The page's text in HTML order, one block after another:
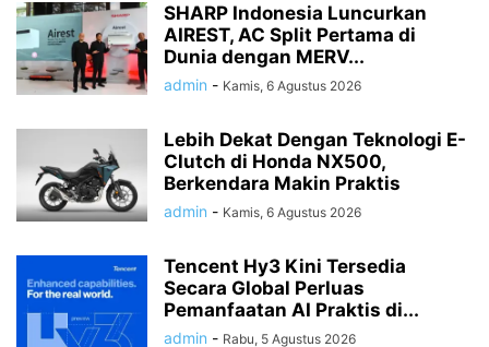
SHARP Indonesia Luncurkan
AIREST, AC Split Pertama di
Dunia dengan MERV...
admin - Kamis, 6 Agustus 2026
Lebih Dekat Dengan Teknologi E-
Clutch di Honda NX500,
Berkendara Makin Praktis
admin - Kamis, 6 Agustus 2026
Tencent Hy3 Kini Tersedia
Secara Global Perluas
Pemanfaatan AI Praktis di...
admin - Rabu, 5 Agustus 2026